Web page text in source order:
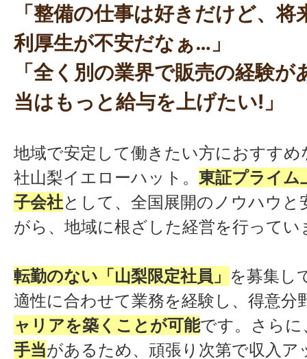
「整備の仕事は好きだけど、将
利厚生が不安だなぁ… 」
「全く別の業界で販売の経験が
当はもっと給与を上げたい! 」
地域で安定して働きたい方におすすめ
社山梨イエローハット。 東証プライム
子会社として、全国展開のノウハウと
がら、地域に根ざした経営を行ってい
転勤のない「山梨限定社員」 を募集し
適性に合わせて業務を経験し、得意分
ャリアを築くことが可能です。さらに
手当があるため、頑張り次第で収入ア